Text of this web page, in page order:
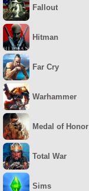
Fallout
Hitman
Far Cry
Warhammer
Medal of Honor
Total War
Sims